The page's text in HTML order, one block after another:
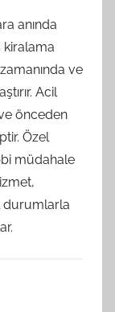
anında
ve
Acil
önceden
Özel
müdahale
durumlarla